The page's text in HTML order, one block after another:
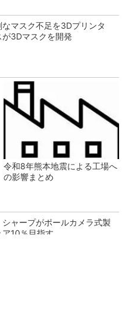
マスク不足を3Dプリンタ
3Dマスクを開発
令和8年熊本地震による工場へ
の影響まとめ
ャープがポールカメラ式製
10％目指す